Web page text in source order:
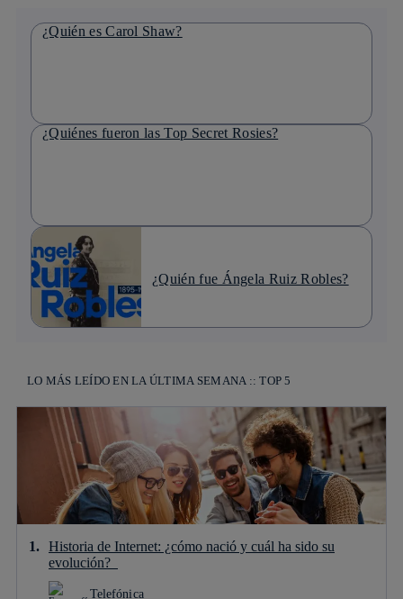
¿Quién es Carol Shaw?
¿Quiénes fueron las Top Secret Rosies?
¿Quién fue Ángela Ruiz Robles?
LO MÁS LEÍDO EN LA ÚLTIMA SEMANA :: TOP 5
Historia de Internet: ¿cómo nació y cuál ha sido su
evolución?
Telefónica